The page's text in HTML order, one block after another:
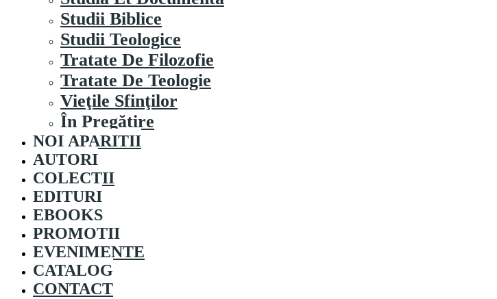
Studii Biblice
Studii Teologice
Tratate De Filozofie
Tratate De Teologie
Vieţile Sfinţilor
În Pregătire
NOI APARITII
AUTORI
COLECȚII
EDITURI
EBOOKS
PROMOȚII
EVENIMENTE
CATALOG
CONTACT